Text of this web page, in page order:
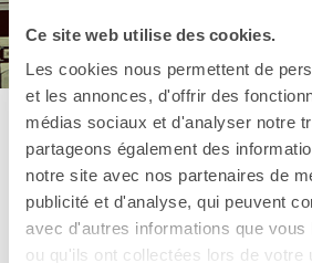
Ce site web utilise des cookies.
Les cookies nous permettent de
et les annonces, d'offrir des
médias sociaux et d'analyser notre
partageons également des
notre site avec nos partenaires de
publicité et d'analyse, qui peuvent
avec d'autres informations que vous
ou qu'ils ont collectées lors de votre
Issue de la plateforme TRAXX
cette locomotive se décline dans
versions, répondant ainsi à la
d’interopérabilité pour le fret